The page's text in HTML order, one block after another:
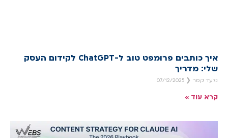
איך כותבים פרומפט טוב ל-ChatGPT לקידום העסק
שלי: מדריך
גלעד קמר
קרא עוד »